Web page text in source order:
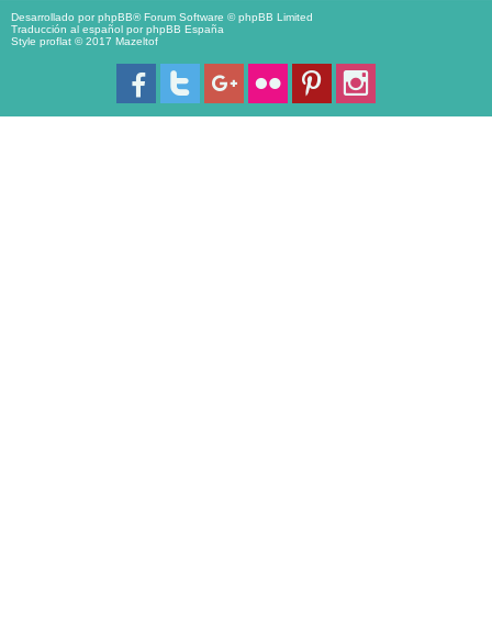
Desarrollado porphpBB® Forum Software © phpBB Limited
Traducción al español porphpBB España
Style proflat © 2017 Mazeltof